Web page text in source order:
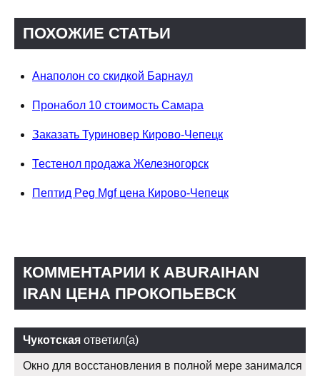
ПОХОЖИЕ СТАТЬИ
Анаполон со скидкой Барнаул
Пронабол 10 стоимость Самара
Заказать Туриновер Кирово-Чепецк
Тестенол продажа Железногорск
Пептид Peg Mgf цена Кирово-Чепецк
КОММЕНТАРИИ К ABURAIHAN
IRAN ЦЕНА ПРОКОПЬЕВСК
Чукотская ответил(а)
Окно для восстановления в полной мере занимался